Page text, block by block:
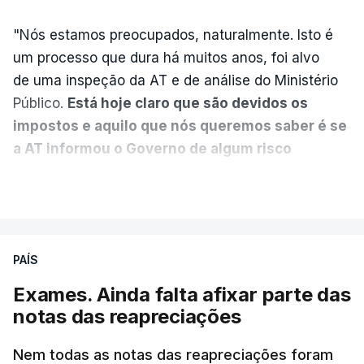
Diretor financeiro da PJ
nega que Construbarcelos
tenha feito obras na casa
onde vive
atualizado 7 Agosto 2026, 15:56
"Nós estamos preocupados, naturalmente. Isto é
um processo que dura há muitos anos, foi alvo
de uma inspeção da AT e de análise do Ministério
Público. Está hoje claro que são devidos os
impostos e aquilo que nós queremos saber é se
a AT informou o Governo de algum risco
risco de caducidade dos 335,2 milhões euros
barragens transmontanas vendidas pela EDP à
Engie, o PS questionou, através do Parlamento, o
ministro de Estado e das Finanças, Joaquim
PAÍS
Exames. Ainda falta afixar parte das
notas das reapreciações
Nem todas as notas das reapreciações foram